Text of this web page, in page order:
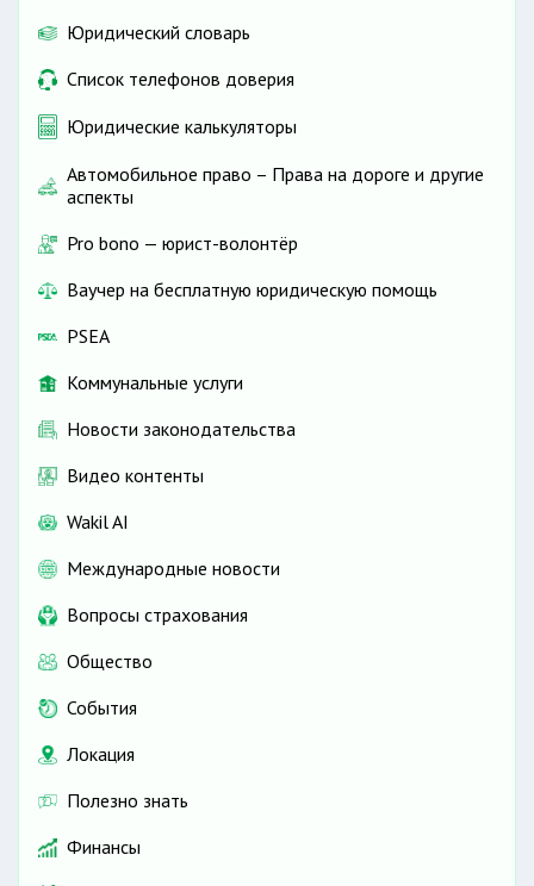
Юридический словарь
Список телефонов доверия
Юридические калькуляторы
Автомобильное право – Права на дороге и другие
аспекты
Pro bono — юрист-волонтёр
Ваучер на бесплатную юридическую помощь
PSEA
Коммунальные услуги
Новости законодательства
Видео контенты
Wakil AI
Международные новости
Вопросы страхования
Общество
События
Локация
Полезно знать
Финансы